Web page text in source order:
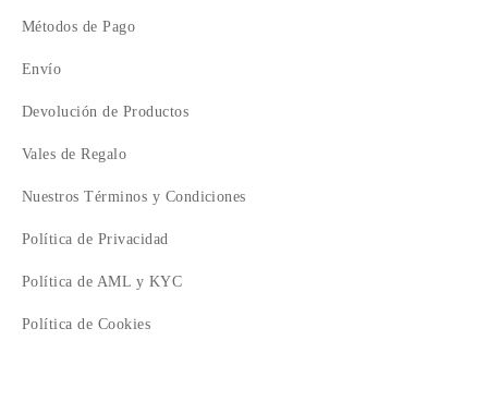
Métodos de Pago
Envío
Devolución de Productos
Vales de Regalo
Nuestros Términos y Condiciones
Política de Privacidad
Política de AML y KYC
Política de Cookies